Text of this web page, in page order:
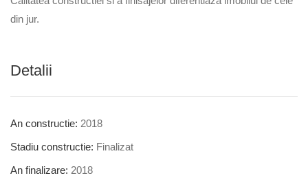
din jur.
Detalii
An constructie: 2018
Stadiu constructie: Finalizat
An finalizare: 2018